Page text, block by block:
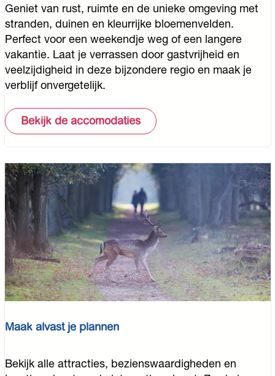
j
e
i
s
v
e
l
t
k
o
r
.
.
.
Geniet van rust, ruimte en de unieke omgeving met
stranden, duinen en kleurrijke bloemenvelden.
Perfect voor een weekendje weg of een langere
vakantie. Laat je verrassen door gastvrijheid en
veelzijdigheid in deze bijzondere regio en maak je
verblijf onvergetelijk.
Bekijk de accomodaties
Maak alvast je plannen
M
Bekijk alle attracties, bezienswaardigheden en